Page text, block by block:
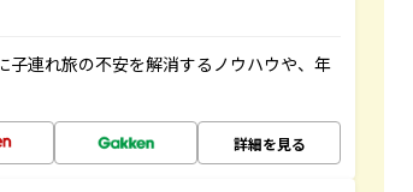
連れ旅の不安を解消するノウハウや、年
詳細を見る